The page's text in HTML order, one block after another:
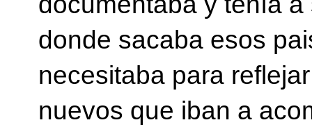
donde sacaba esos
necesitaba para
nuevos que iban a